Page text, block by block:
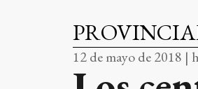
12 de mayo de 2018 |